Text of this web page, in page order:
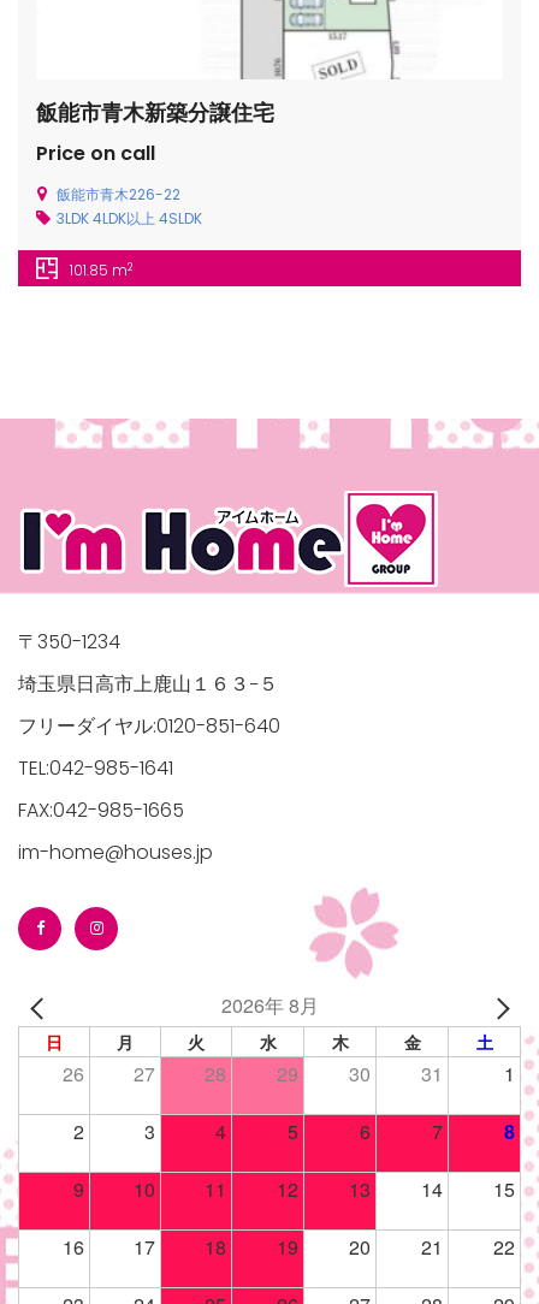
飯能市青木新築分譲住宅
Price on call
飯能市青木226-22
3LDK4LDK以上 4SLDK
101.85 m2
〒350-1234
埼玉県日高市上鹿山１６３−５
フリーダイヤル:0120-851-640
TEL:042-985-1641
FAX:042-985-1665
im-home@houses.jp
2026年 8月
日 月 火 水 木 金 土
26 27 28 29 30 31 1
2 3 4 5 6 7 8
9 10 11 12 13 14 15
16 17 18 19 20 21 22